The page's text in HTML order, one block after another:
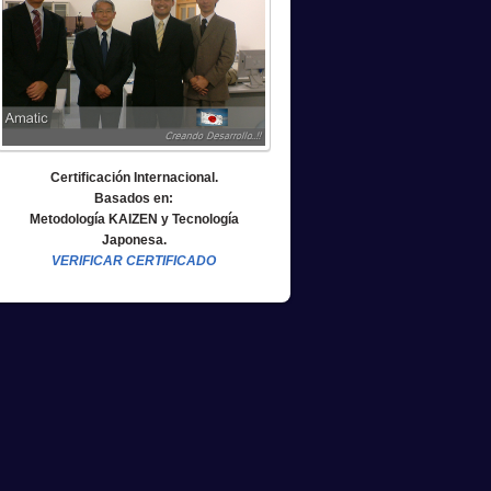
Certificación Internacional.
Basados en:
Metodología KAIZEN y Tecnología
Japonesa.
VERIFICAR CERTIFICADO